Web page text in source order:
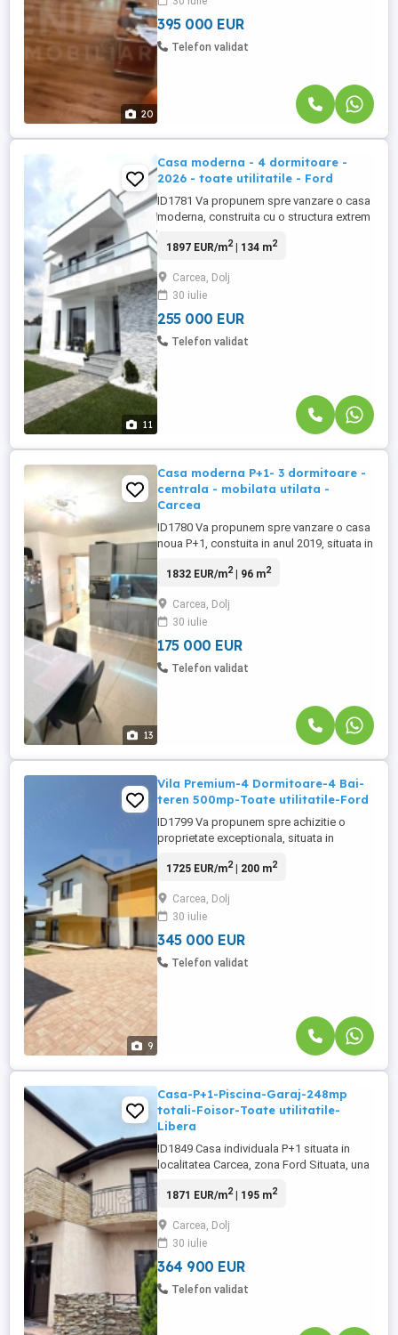
20
dispune ...
395 000 EUR
Telefon validat
11
Casa moderna - 4 dormitoare -
2026 - toate utilitatile - Ford
ID1781 Va propunem spre vanzare o casa
moderna, construita cu o structura extrem
situata la Ford Proprietatea beneficiaza de
superioara, fiind complet bransata la toate
utilitatile(curent,apa,canalizare,gaze)
inclusiv ...
1897 EUR/m2| 134 m2
Carcea, Dolj
30 iulie
255 000 EUR
Telefon validat
13
Casa moderna P+1- 3 dormitoare -
centrala - mobilata utilata -
Carcea
ID1780 Va propunem spre vanzare o casa
noua P+1, constuita in anul 2019, situata in
95.55 mp (121 mp total) si are acoperis cu
dintr-un dormitor, o bucatarie spatioasa si
o baie dotata cu cabina de dus, chiuveta,
wc, ...
1832 EUR/m2| 96 m2
Carcea, Dolj
30 iulie
175 000 EUR
Telefon validat
9
Vila Premium-4 Dormitoare-4 Bai-
teren 500mp-Toate utilitatile-Ford
ID1799 Va propunem spre achizitie o
proprietate exceptionala, situata in
strategica ce imbina linistea cu accesul
ale orasului. Aceasta casa a fost
proiectata pentru a oferi confort maxim,
eficienta energetica si un ...
1725 EUR/m2| 200 m2
Carcea, Dolj
30 iulie
345 000 EUR
Telefon validat
Casa-P+1-Piscina-Garaj-248mp
totali-Foisor-Toate utilitatile-
Libera
ID1849 Casa individuala P+1 situata in
localitatea Carcea, zona Ford Situata, una
din proximitatea Craiovei – aceasta casa
functionalitatea si spatiile generoase, fiind
alegerea ideala atat pentru locuire, cat si
pentru investitie. Construita ...
1871 EUR/m2| 195 m2
Carcea, Dolj
30 iulie
364 900 EUR
Telefon validat